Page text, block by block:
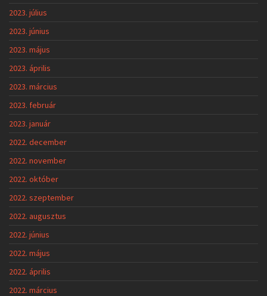
2023. július
2023. június
2023. május
2023. április
2023. március
2023. február
2023. január
2022. december
2022. november
2022. október
2022. szeptember
2022. augusztus
2022. június
2022. május
2022. április
2022. március